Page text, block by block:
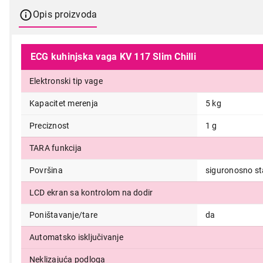
Opis proizvoda
ECG kuhinjska vaga KV 117 Slim Chilli
Elektronski tip vage
Kapacitet merenja 5 kg
Preciznost 1 g
TARA funkcija
Površina siguronosno
LCD ekran sa kontrolom na dodir
Poništavanje/tare da
Automatsko isključivanje
Neklizajuća podloga